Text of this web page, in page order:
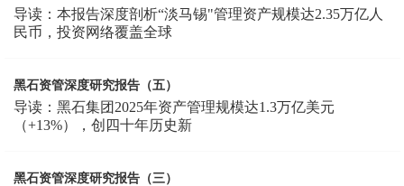
导读：本报告深度剖析“淡马锡"管理资产规模达2.35万亿人
民币，投资网络覆盖全球
黑石资管深度研究报告（五）
导读：黑石集团2025年资产管理规模达1.3万亿美元
（+13%），创四十年历史新
黑石资管深度研究报告（三）